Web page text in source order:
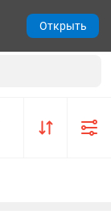
Открыть